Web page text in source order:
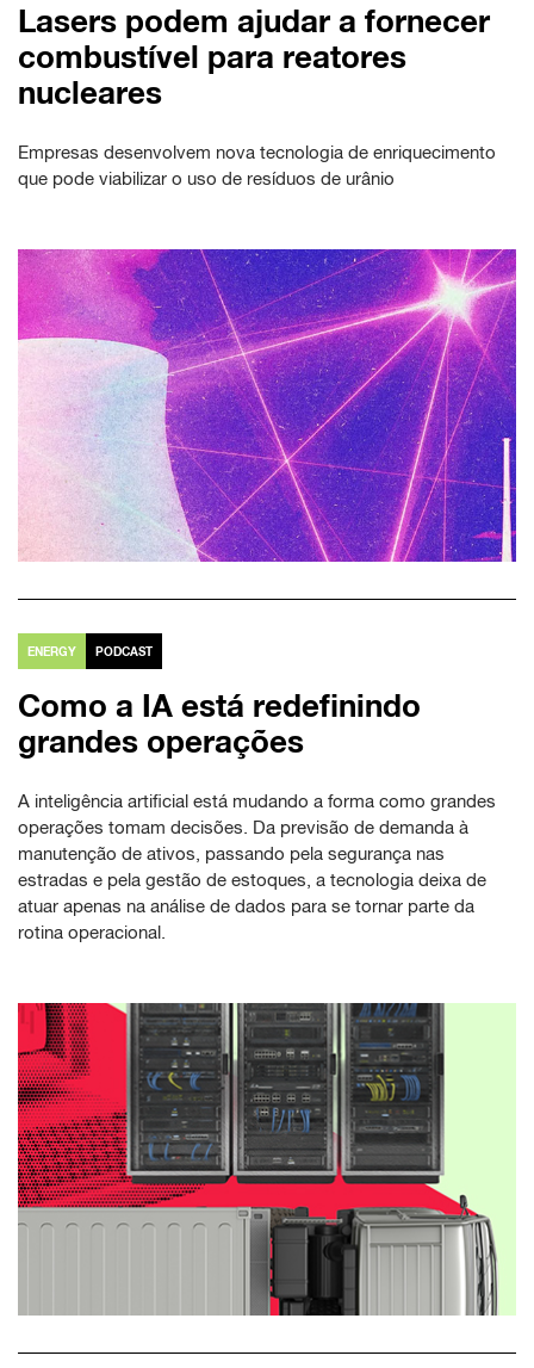
Lasers podem ajudar a fornecer
combustível para reatores
nucleares
Empresas desenvolvem nova tecnologia de enriquecimento
que pode viabilizar o uso de resíduos de urânio
ENERGY PODCAST
Como a IA está redefinindo
grandes operações
A inteligência artificial está mudando a forma como grandes
operações tomam decisões. Da previsão de demanda à
manutenção de ativos, passando pela segurança nas
estradas e pela gestão de estoques, a tecnologia deixa de
atuar apenas na análise de dados para se tornar parte da
rotina operacional.